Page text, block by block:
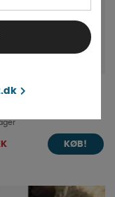
støvsuger 150W
KØB!